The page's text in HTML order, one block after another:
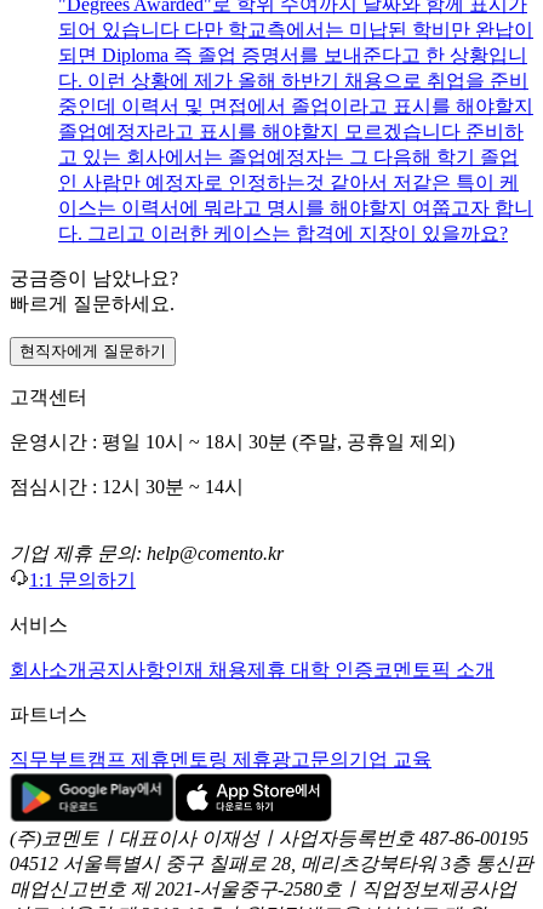
"Degrees Awarded"로 학위 수여까지 날짜와 함께 표시가
되어 있습니다 다만 학교측에서는 미납된 학비만 완납이
되면 Diploma 즉 졸업 증명서를 보내준다고 한 상황입니
다. 이런 상황에 제가 올해 하반기 채용으로 취업을 준비
중인데 이력서 및 면접에서 졸업이라고 표시를 해야할지
졸업예정자라고 표시를 해야할지 모르겠습니다 준비하
고 있는 회사에서는 졸업예정자는 그 다음해 학기 졸업
인 사람만 예정자로 인정하는것 같아서 저같은 특이 케
이스는 이력서에 뭐라고 명시를 해야할지 여쭙고자 합니
다. 그리고 이러한 케이스는 합격에 지장이 있을까요?
궁금증이 남았나요?
빠르게 질문하세요.
현직자에게 질문하기
고객센터
운영시간 : 평일 10시 ~ 18시 30분 (주말, 공휴일 제외)
점심시간 : 12시 30분 ~ 14시
기업 제휴 문의: help@comento.kr
1:1 문의하기
서비스
회사소개 공지사항인재 채용제휴 대학 인증코멘토픽 소개
파트너스
직무부트캠프 제휴멘토링 제휴광고문의 기업 교육
(주)코멘토ㅣ대표이사 이재성ㅣ사업자등록번호 487-86-00195
04512 서울특별시 중구 칠패로 28, 메리츠강북타워 3층 통신판
매업신고번호 제 2021-서울중구-2580호ㅣ직업정보제공사업